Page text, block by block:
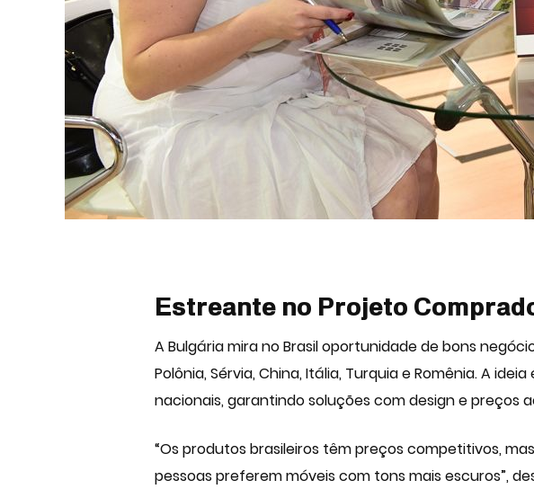
Estreante no Projeto
A Bulgária mira no Brasil oportunidade de bons
Polônia, Sérvia, China, Itália, Turquia e Romênia. A
nacionais, garantindo soluções com design e preços
“Os produtos brasileiros têm preços competitivos,
pessoas preferem móveis com tons mais escuros”,